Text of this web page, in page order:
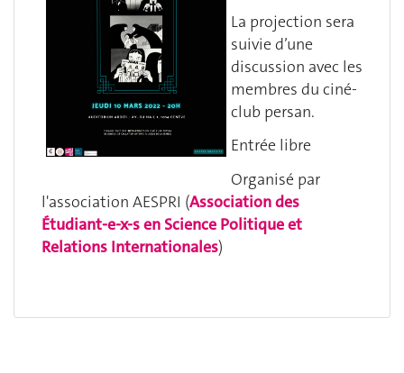
La projection sera
suivie d’une
discussion avec les
membres du ciné-
club persan.
Entrée libre
Organisé par
l'association AESPRI (Association des
Étudiant-e-x-s en Science Politique et
Relations Internationales)